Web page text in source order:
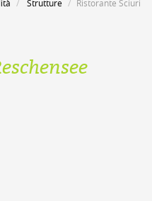
Strutture Ristorante Sciuri